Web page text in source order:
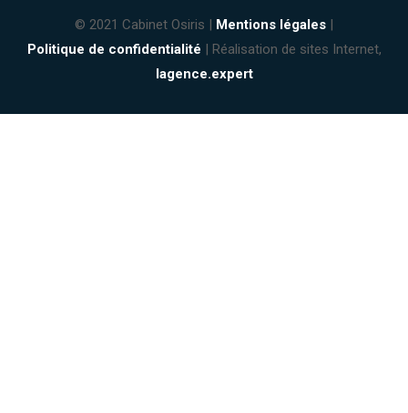
© 2021 Cabinet Osiris | Mentions légales |
Politique de confidentialité | Réalisation de sites Internet,
lagence.expert